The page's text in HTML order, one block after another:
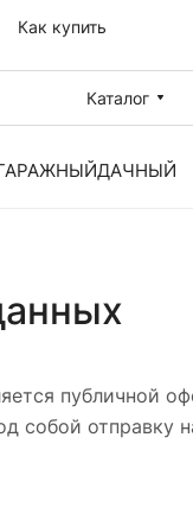
Как купить
Каталог
ДАЧНЫЙ
публичной
отправку